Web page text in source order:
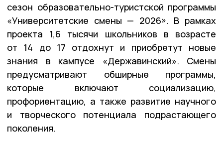
сезон образовательно-туристской программы
«Университетские смены — 2026». В рамках
проекта 1,6 тысячи школьников в возрасте
от 14 до 17 отдохнут и приобретут новые
знания в кампусе «Державинский». Смены
предусматривают обширные программы,
которые включают социализацию,
профориентацию, а также развитие научного
и творческого потенциала подрастающего
поколения.